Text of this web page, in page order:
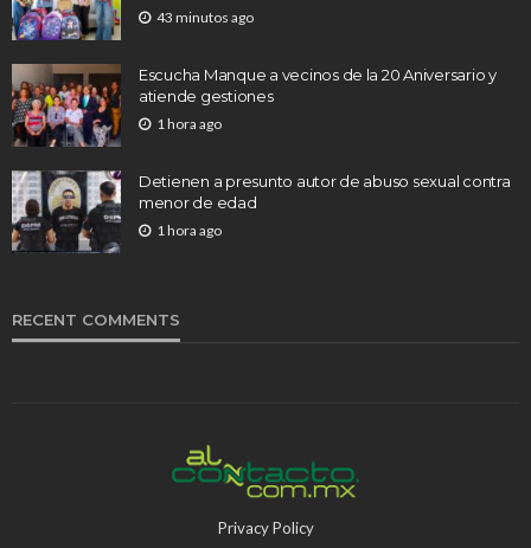
43 minutos ago
Escucha Manque a vecinos de la 20 Aniversario y
atiende gestiones
1 hora ago
Detienen a presunto autor de abuso sexual contra
menor de edad
1 hora ago
RECENT COMMENTS
Privacy Policy